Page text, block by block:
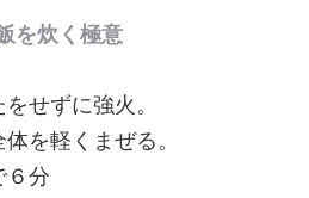
を炊く極意
せずに強火。
を軽くまぜる。
６分